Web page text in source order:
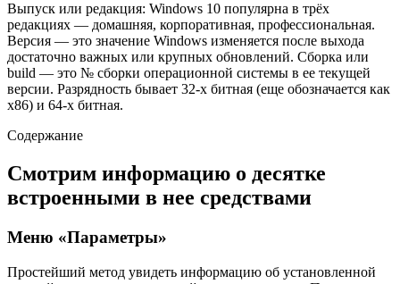
Выпуск или редакция: Windows 10 популярна в трёх
редакциях — домашняя, корпоративная, профессиональная.
Версия — это значение Windows изменяется после выхода
достаточно важных или крупных обновлений. Сборка или
build — это № сборки операционной системы в ее текущей
версии. Разрядность бывает 32-x битная (еще обозначается как
x86) и 64-x битная.
Содержание
Смотрим информацию о десятке
встроенными в нее средствами
Меню «Параметры»
Простейший метод увидеть информацию об установленной